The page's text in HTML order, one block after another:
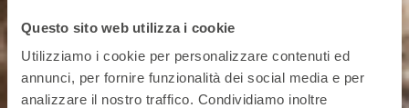
Questo sito web utilizza i cookie
Utilizziamo i cookie per personalizzare contenuti ed
annunci, per fornire funzionalità dei social media e per
analizzare il nostro traffico. Condividiamo inoltre